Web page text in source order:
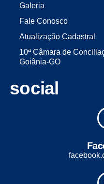
Galeria
Fale Conosco
Atualização Cadastral
10ª Câmara de
Goiânia-GO
social